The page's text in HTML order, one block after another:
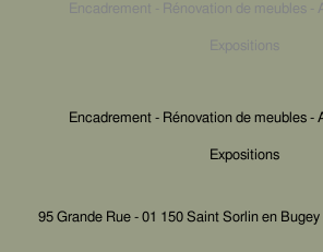
Encadrement - Rénovation de meubles -
Expositions
Encadrement - Rénovation de meubles -
Expositions
95 Grande Rue - 01 150 Saint Sorlin en Bugey